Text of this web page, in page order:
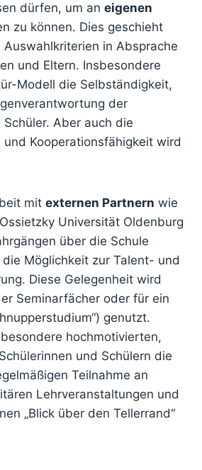
dürfen, um an eigenen
zu können. Dies geschieht
in Absprache
und Eltern. Insbesondere
Modell die Selbständigkeit,
der
Aber auch die
und Kooperationsfähigkeit wird
mit externen Partnern wie
Universität Oldenburg
über die Schule
Möglichkeit zur Talent- und
Diese Gelegenheit wird
Seminarfächer oder für ein
genutzt.
hochmotivierten,
und Schülern die
Teilnahme an
Lehrveranstaltungen und
„Blick über den Tellerrand“